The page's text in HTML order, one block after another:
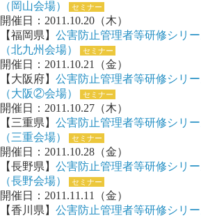
（岡山会場）
セミナー
開催日：2011.10.20（木）
【福岡県】 公害防止管理者等研修シリ
（北九州会場）
セミナー
開催日：2011.10.21（金）
【大阪府】 公害防止管理者等研修シリ
（大阪②会場）
セミナー
開催日：2011.10.27（木）
【三重県】 公害防止管理者等研修シリ
（三重会場）
セミナー
開催日：2011.10.28（金）
【長野県】 公害防止管理者等研修シリ
（長野会場）
セミナー
開催日：2011.11.11（金）
【香川県】 公害防止管理者等研修シリ